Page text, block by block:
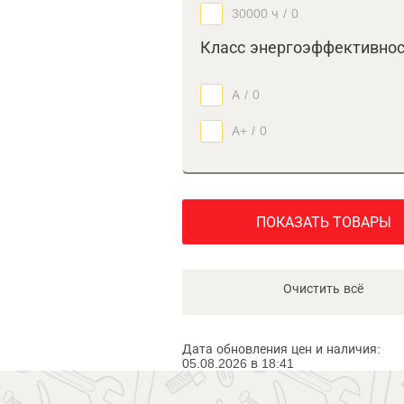
30000 ч / 0
Класс
А / 0
А+ / 0
ПОКАЗАТЬ ТОВАРЫ
Очистить всё
Дата обновления цен и наличия:
05.08.2026 в 18:41